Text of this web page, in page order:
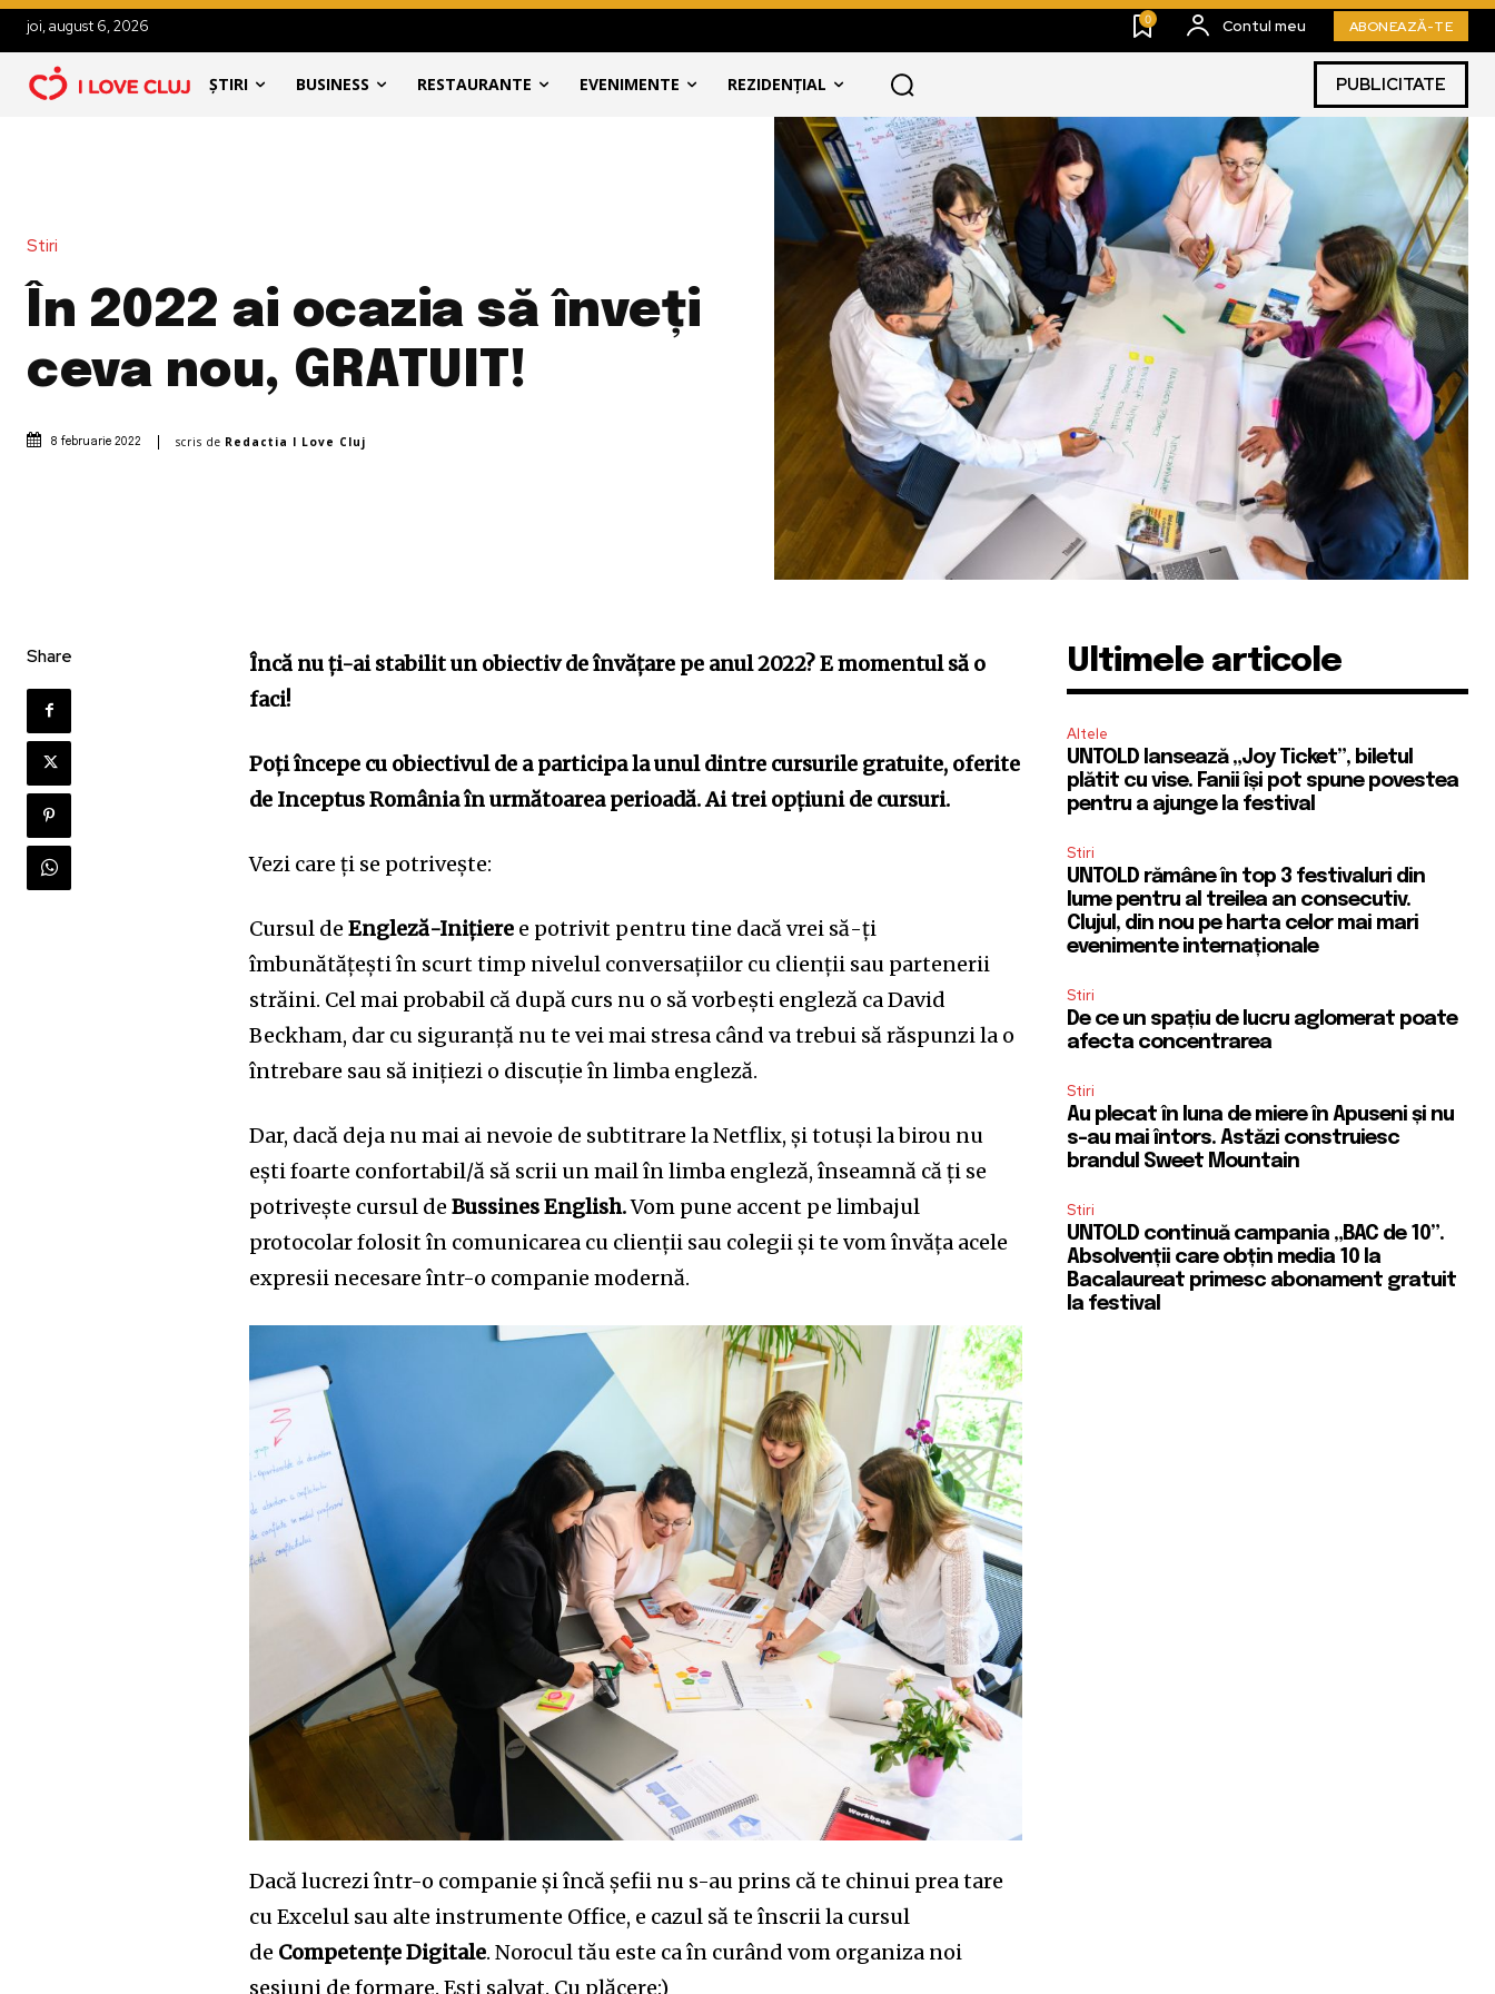
Join our community of
SUBSCRIBERS and be part
of the conversation.
To subscribe, simply enter your email address on our website or click
joi, august 6, 2026 0 Contul meu ABONEAZĂ-TE
ȘTIRI BUSINESS RESTAURANTE EVENIMENTE REZIDENȚIAL PUBLICITATE
Stiri
În 2022 ai ocazia să înveți
ceva nou, GRATUIT!
8 februarie 2022 scris de Redactia I Love Cluj
Share
Încă nu ți-ai stabilit un obiectiv de învățare pe anul 2022? E momentul să o
faci!
Poți începe cu obiectivul de a participa la unul dintre cursurile gratuite, oferite
de Inceptus România în următoarea perioadă. Ai trei opțiuni de cursuri.
Vezi care ți se potrivește:
Cursul deEngleză-Inițiere e potrivit pentru tine dacă vrei să-ți
îmbunătățești în scurt timp nivelul conversațiilor cu clienții sau partenerii
străini. Cel mai probabil că după curs nu o să vorbești engleză ca David
Beckham, dar cu siguranță nu te vei mai stresa când va trebui să răspunzi la o
întrebare sau să inițiezi o discuție în limba engleză.
Dar, dacă deja nu mai ai nevoie de subtitrare la Netflix, și totuși la birou nu
ești foarte confortabil/ă să scrii un mail în limba engleză, înseamnă că ți se
potrivește cursul de Bussines English.Vom pune accent pe limbajul
protocolar folosit în comunicarea cu clienții sau colegii și te vom învăța acele
expresii necesare într-o companie modernă.
Dacă lucrezi într-o companie și încă șefii nu s-au prins că te chinui prea tare
cu Excelul sau alte instrumente Office, e cazul să te înscrii la cursul
de Competențe Digitale. Norocul tău este ca în curând vom organiza noi
sesiuni de formare. Ești salvat. Cu plăcere:)
Ultimele articole
Altele
UNTOLD lansează „Joy Ticket”, biletul
plătit cu vise. Fanii își pot spune povestea
pentru a ajunge la festival
Stiri
UNTOLD rămâne în top 3 festivaluri din
lume pentru al treilea an consecutiv.
Clujul, din nou pe harta celor mai mari
evenimente internaționale
Stiri
De ce un spațiu de lucru aglomerat poate
afecta concentrarea
Stiri
Au plecat în luna de miere în Apuseni și nu
s-au mai întors. Astăzi construiesc
brandul Sweet Mountain
Stiri
UNTOLD continuă campania „BAC de 10”.
Absolvenții care obțin media 10 la
Bacalaureat primesc abonament gratuit
la festival